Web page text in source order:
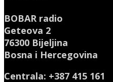
BOBAR radio
Geteova 2
76300 Bijeljina
Bosna i Hercegovina
Centrala: +387 415 161